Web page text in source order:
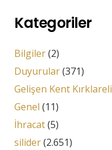
Kategoriler
Bilgiler(2)
Duyurular(371)
Gelişen Kent Kırklareli
Genel (11)
İhracat(5)
silider(2.651)